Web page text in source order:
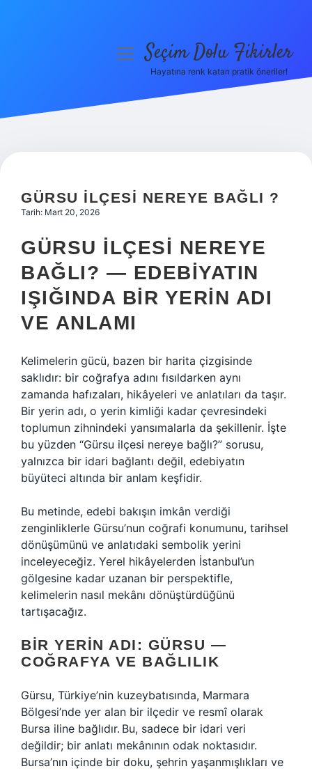
Hakkımızda
menüyüSeçim Dolu Fikirler
Hayatına renk katan pratik öneriler!
GÜRSU ILÇESI NEREYE BAĞLI ?
Tarih: Mart 20, 2026
GÜRSU İLÇESI NEREYE
BAĞLI? — EDEBIYATIN
IŞIĞINDA BIR YERIN ADI
VE ANLAMI
Kelimelerin gücü, bazen bir harita çizgisinde
saklıdır: bir coğrafya adını fısıldarken aynı
zamanda hafızaları, hikâyeleri ve anlatıları da taşır.
Bir yerin adı, o yerin kimliği kadar çevresindeki
toplumun zihnindeki yansımalarla da şekillenir. İşte
bu yüzden “Gürsu ilçesi nereye bağlı?” sorusu,
yalnızca bir idari bağlantı değil, edebiyatın
büyüteci altında bir anlam keşfidir.
Bu metinde, edebi bakışın imkân verdiği
zenginliklerle Gürsu’nun coğrafi konumunu, tarihsel
dönüşümünü ve anlatıdaki sembolik yerini
inceleyeceğiz. Yerel hikâyelerden İstanbul’un
gölgesine kadar uzanan bir perspektifle,
kelimelerin nasıl mekânı dönüştürdüğünü
tartışacağız.
BIR YERIN ADI: GÜRSU —
COĞRAFYA VE BAĞLILIK
Gürsu, Türkiye’nin kuzeybatısında, Marmara
Bölgesi’nde yer alan bir ilçedir ve resmî olarak
Bursa iline bağlıdır. Bu, sadece bir idari veri
değildir; bir anlatı mekânının odak noktasıdır.
Bursa’nın içinde bir doku, şehrin yaşanmışlıkları ve